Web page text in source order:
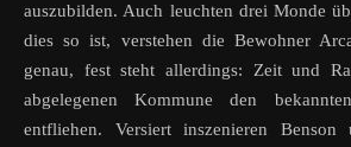
auszubilden. Auch leuchten drei Monde
dies so ist, verstehen die Bewohner
genau, fest steht allerdings: Zeit und
abgelegenen Kommune den
entfliehen. Versiert inszenieren Benson